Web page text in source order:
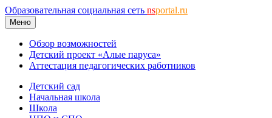
Образовательная социальная сеть nsportal.ru
Меню
Обзор возможностей
Детский проект «Алые паруса»
Аттестация педагогических работников
Детский сад
Начальная школа
Школа